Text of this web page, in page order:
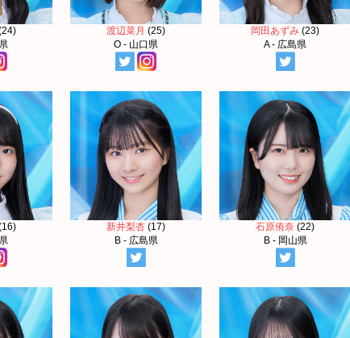
渡辺菜月(25)
O - 山口県
岡田あずみ (23)
A - 広島県
新井梨杏 (17)
B - 広島県
石原侑奈 (22)
B - 岡山県